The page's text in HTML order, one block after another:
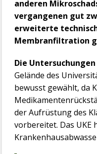
anderen
vergangenen gut
erweiterte
Membranfiltration
Die Untersuchungen
Gelände des
bewusst gewählt, da
der Aufrüstung des
vorbereitet. Das UKE